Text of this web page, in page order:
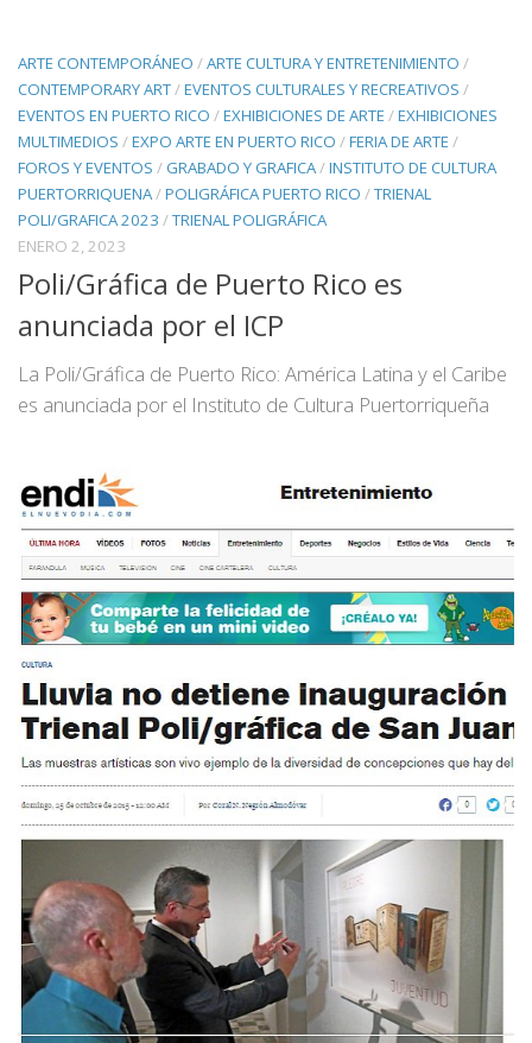
ARTE CONTEMPORÁNEO /ARTE CULTURA Y ENTRETENIMIENTO /
CONTEMPORARY ART/EVENTOS CULTURALES Y RECREATIVOS /
EVENTOS EN PUERTO RICO /EXHIBICIONES DE ARTE /EXHIBICIONES
MULTIMEDIOS /EXPO ARTE EN PUERTO RICO /FERIA DE ARTE /
FOROS Y EVENTOS / GRABADO Y GRAFICA/INSTITUTO DE CULTURA
PUERTORRIQUENA/POLIGRÁFICA PUERTO RICO /TRIENAL
POLI/GRAFICA 2023 /TRIENAL POLIGRÁFICA
ENERO 2, 2023
Poli/Gráfica de Puerto Rico es
anunciada por el ICP
La Poli/Gráfica de Puerto Rico: América Latina y el Caribe
es anunciada por el Instituto de Cultura Puertorriqueña